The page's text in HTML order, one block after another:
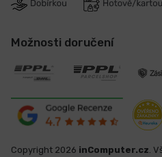
Možnosti doručení
Copyright 2026 inComputer.cz.